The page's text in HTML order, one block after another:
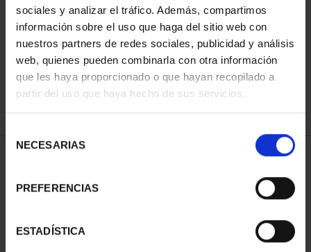
sociales y analizar el tráfico. Además, compartimos
información sobre el uso que haga del sitio web con
nuestros partners de redes sociales, publicidad y análisis
web, quienes pueden combinarla con otra información
que les haya proporcionado o que hayan recopilado a
partir del uso que haya hecho de sus servicios.
NECESARIAS
PREFERENCIAS
ESTADÍSTICA
ORDENAR POR:
REFINAR